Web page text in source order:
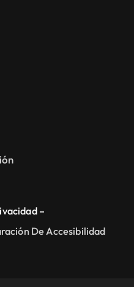
–
De Accesibilidad